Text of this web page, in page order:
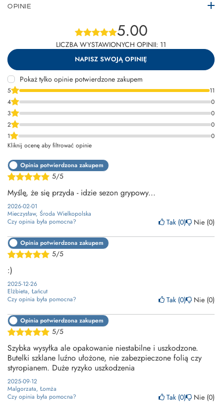
OPINIE
5.00
LICZBA WYSTAWIONYCH OPINII: 11
NAPISZ SWOJĄ OPINIĘ
Pokaż tylko opinie potwierdzone zakupem
5
11
4
0
3
0
2
0
1
0
Kliknij ocenę aby filtrować opinie
5/5
Opinia potwierdzona zakupem
Myślę, że się przyda - idzie sezon grypowy...
2026-02-01
Mieczysław, Środa Wielkopolska
Czy opinia była pomocna?
Tak 0 Nie 0
5/5
Opinia potwierdzona zakupem
:)
2025-12-26
Elżbieta, Łańcut
Czy opinia była pomocna?
Tak 0 Nie 0
5/5
Opinia potwierdzona zakupem
Szybka wysyłka ale opakowanie niestabilne i uszkodzone.
Butelki szklane luźno ułożone, nie zabezpieczone folią czy
styropianem. Duże ryzyko uszkodzenia
2025-09-12
Malgorzata, Łomża
Czy opinia była pomocna?
Tak 0 Nie 0